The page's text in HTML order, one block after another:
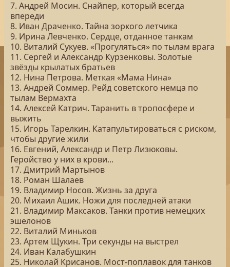
7. Андрей Мосин. Снайпер, который всегда
впереди
8. Иван Драченко. Тайна зоркого летчика
9. Ирина Левченко. Сердце, отданное танкам
10. Виталий Сукуев. «Прогуляться» по тылам врага
11. Сергей и Александр Курзенковы. Золотые
звёзды крылатых братьев
12. Нина Петрова. Меткая «Мама Нина»
13. Андрей Соммер. Рейд советского немца по
тылам Вермахта
14. Алексей Катрич. Таранить в тропосфере и
выжить
15. Игорь Тарелкин. Катапультироваться с риском,
чтобы другие жили
16. Евгений, Александр и Петр Лизюковы.
Геройство у них в крови...
17. Дмитрий Мартынов
18. Роман Шалаев
19. Владимир Носов. Жизнь за друга
20. Михаил Ашик. Ножи для последней атаки
21. Владимир Максаков. Танки против немецких
эшелонов
22. Виталий Миньков
23. Артем Щукин. Три секунды на выстрел
24. Иван Калабушкин
25. Николай Крисанов. Мост-поплавок для танков